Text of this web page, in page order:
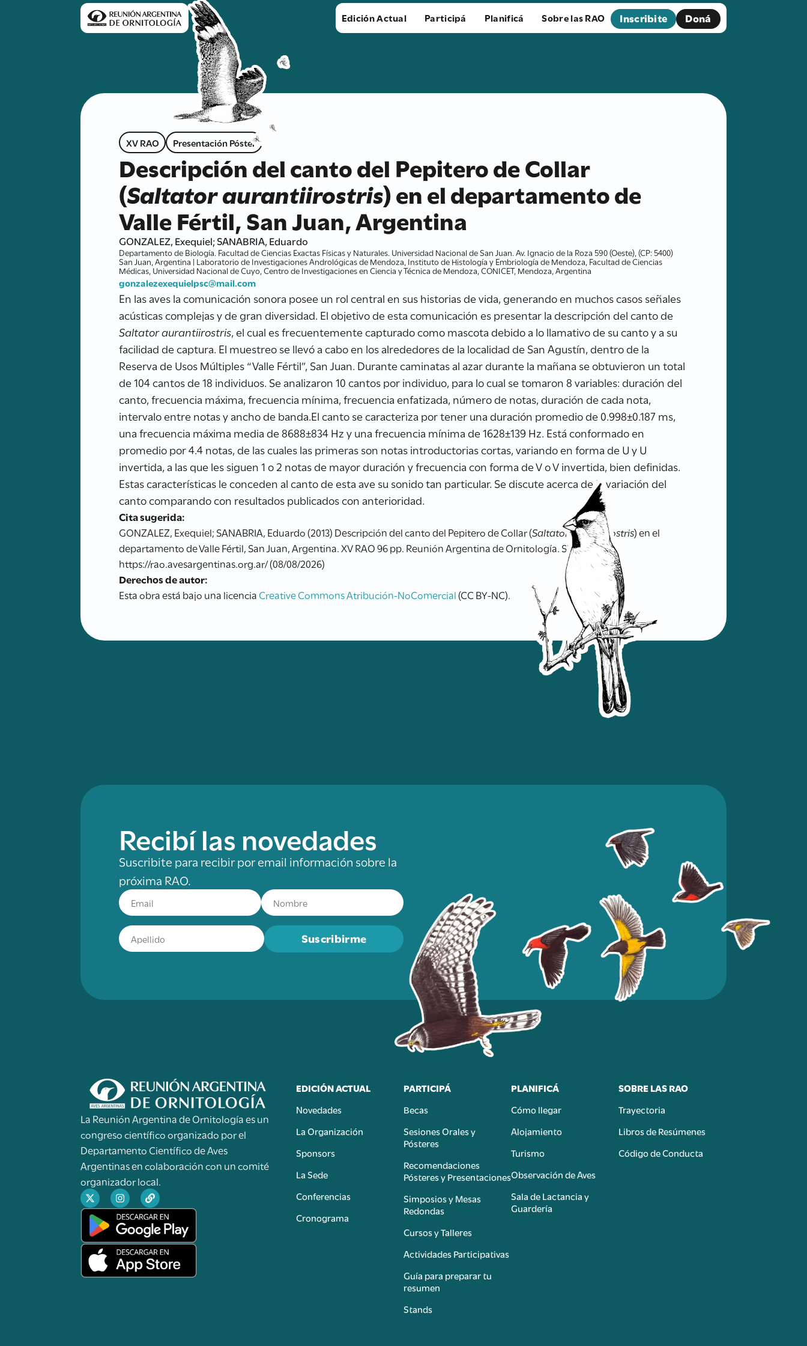
Edición Actual Participá Planificá Sobre las RAO Inscribite Doná
XV RAO Presentación Póster
Descripción del canto del Pepitero de Collar
(Saltator aurantiirostris) en el departamento de
Valle Fértil, San Juan, Argentina
GONZALEZ, Exequiel; SANABRIA, Eduardo
Departamento de Biología. Facultad de Ciencias Exactas Físicas y Naturales. Universidad Nacional de San Juan. Av. Ignacio de la Roza 590 (Oeste), (CP: 5400)
San Juan, Argentina | Laboratorio de Investigaciones Andrológicas de Mendoza, Instituto de Histología y Embriología de Mendoza, Facultad de Ciencias
Médicas, Universidad Nacional de Cuyo, Centro de Investigaciones en Ciencia y Técnica de Mendoza, CONICET, Mendoza, Argentina
gonzalezexequielpsc@mail.com
En las aves la comunicación sonora posee un rol central en sus historias de vida, generando en muchos casos señales
acústicas complejas y de gran diversidad. El objetivo de esta comunicación es presentar la descripción del canto de
Saltator aurantiirostris, el cual es frecuentemente capturado como mascota debido a lo llamativo de su canto y a su
facilidad de captura. El muestreo se llevó a cabo en los alrededores de la localidad de San Agustín, dentro de la
Reserva de Usos Múltiples “Valle Fértil”, San Juan. Durante caminatas al azar durante la mañana se obtuvieron un total
de 104 cantos de 18 individuos. Se analizaron 10 cantos por individuo, para lo cual se tomaron 8 variables: duración del
canto, frecuencia máxima, frecuencia mínima, frecuencia enfatizada, número de notas, duración de cada nota,
intervalo entre notas y ancho de banda.El canto se caracteriza por tener una duración promedio de 0.998±0.187 ms,
una frecuencia máxima media de 8688±834 Hz y una frecuencia mínima de 1628±139 Hz. Está conformado en
promedio por 4.4 notas, de las cuales las primeras son notas introductorias cortas, variando en forma de U y U
invertida, a las que les siguen 1 o 2 notas de mayor duración y frecuencia con forma de V o V invertida, bien definidas.
Estas características le conceden al canto de esta ave su sonido tan particular. Se discute acerca de la variación del
canto comparando con resultados publicados con anterioridad.
Cita sugerida:
GONZALEZ, Exequiel; SANABRIA, Eduardo (2013) Descripción del canto del Pepitero de Collar (Saltator aurantiirostris) en el
departamento de Valle Fértil, San Juan, Argentina. XV RAO 96 pp. Reunión Argentina de Ornitología. Sitio Web
https://rao.avesargentinas.org.ar/ (08/08/2026)
Derechos de autor:
Esta obra está bajo una licencia Creative Commons Atribución-NoComercial(CC BY-NC).
Recibí las novedades
Suscribite para recibir por email información sobre la
próxima RAO.
Suscribirme
La Reunión Argentina de Ornitología es un
congreso científico organizado por el
Departamento Científico de Aves
Argentinas en colaboración con un comité
organizador local.
EDICIÓN ACTUAL
Novedades
La Organización
Sponsors
La Sede
Conferencias
Cronograma
PARTICIPÁ
Becas
Sesiones Orales y
Pósteres
Recomendaciones
Pósteres y Presentaciones
Simposios y Mesas
Redondas
Cursos y Talleres
Actividades Participativas
Guía para preparar tu
resumen
Stands
PLANIFICÁ
Cómo llegar
Alojamiento
Turismo
Observación de Aves
Sala de Lactancia y
Guardería
SOBRE LAS RAO
Trayectoria
Libros de Resúmenes
Código de Conducta